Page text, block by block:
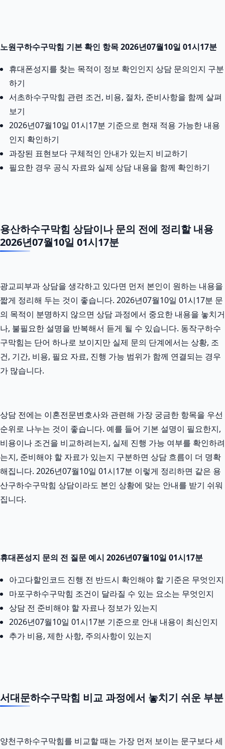
노원구하수구막힘 기본 확인 항목 2026년07월10일 01시17분
휴대폰성지를 찾는 목적이 정보 확인인지 상담 문의인지 구분
하기
서초하수구막힘 관련 조건, 비용, 절차, 준비사항을 함께 살펴
보기
2026년07월10일 01시17분 기준으로 현재 적용 가능한 내용
인지 확인하기
과장된 표현보다 구체적인 안내가 있는지 비교하기
필요한 경우 공식 자료와 실제 상담 내용을 함께 확인하기
용산하수구막힘 상담이나 문의 전에 정리할 내용
2026년07월10일 01시17분
광교피부과 상담을 생각하고 있다면 먼저 본인이 원하는 내용을
짧게 정리해 두는 것이 좋습니다. 2026년07월10일 01시17분 문
의 목적이 분명하지 않으면 상담 과정에서 중요한 내용을 놓치거
나, 불필요한 설명을 반복해서 듣게 될 수 있습니다. 동작구하수
구막힘는 단어 하나로 보이지만 실제 문의 단계에서는 상황, 조
건, 기간, 비용, 필요 자료, 진행 가능 범위가 함께 연결되는 경우
가 많습니다.
상담 전에는 이혼전문변호사와 관련해 가장 궁금한 항목을 우선
순위로 나누는 것이 좋습니다. 예를 들어 기본 설명이 필요한지,
비용이나 조건을 비교하려는지, 실제 진행 가능 여부를 확인하려
는지, 준비해야 할 자료가 있는지 구분하면 상담 흐름이 더 명확
해집니다. 2026년07월10일 01시17분 이렇게 정리하면 같은 용
산구하수구막힘 상담이라도 본인 상황에 맞는 안내를 받기 쉬워
집니다.
휴대폰성지 문의 전 질문 예시 2026년07월10일 01시17분
아고다할인코드 진행 전 반드시 확인해야 할 기준은 무엇인지
마포구하수구막힘 조건이 달라질 수 있는 요소는 무엇인지
상담 전 준비해야 할 자료나 정보가 있는지
2026년07월10일 01시17분 기준으로 안내 내용이 최신인지
추가 비용, 제한 사항, 주의사항이 있는지
서대문하수구막힘 비교 과정에서 놓치기 쉬운 부분
양천구하수구막힘를 비교할 때는 가장 먼저 보이는 문구보다 세